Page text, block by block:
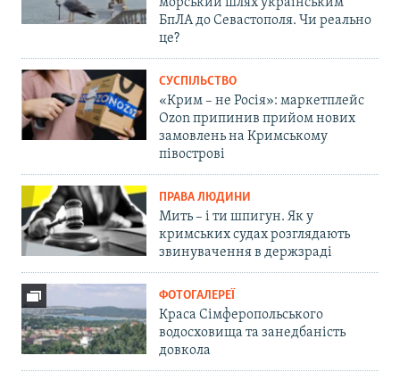
БпЛА до Севастополя. Чи реально
це?
СУСПІЛЬСТВО
«Крим – не Росія»: маркетплейс
Ozon припинив прийом нових
замовлень на Кримському
півострові
ПРАВА ЛЮДИНИ
Мить – і ти шпигун. Як у
кримських судах розглядають
звинувачення в держзраді
ФОТОГАЛЕРЕЇ
Краса Сімферопольського
водосховища та занедбаність
довкола